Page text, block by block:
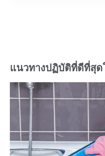
แนวทางปฏิบัติที่ดีที่สุ